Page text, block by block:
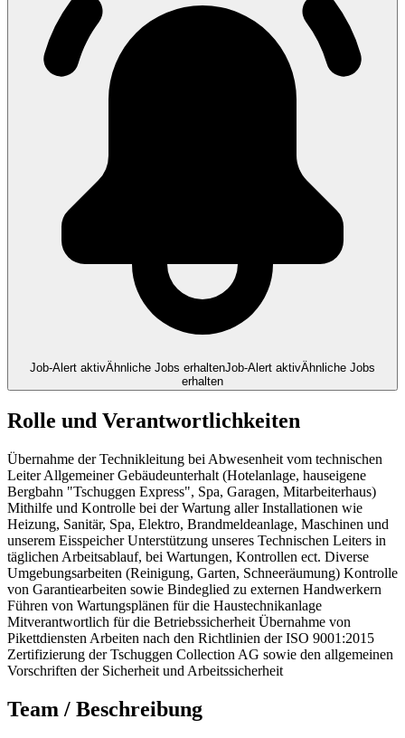
Job-Alert aktivÄhnliche Jobs erhaltenJob-Alert aktivÄhnliche Jobs
erhalten
Rolle und Verantwortlichkeiten
Übernahme der Technikleitung bei Abwesenheit vom technischen
Leiter Allgemeiner Gebäudeunterhalt (Hotelanlage, hauseigene
Bergbahn "Tschuggen Express", Spa, Garagen, Mitarbeiterhaus)
Mithilfe und Kontrolle bei der Wartung aller Installationen wie
Heizung, Sanitär, Spa, Elektro, Brandmeldeanlage, Maschinen und
unserem Eisspeicher Unterstützung unseres Technischen Leiters in
täglichen Arbeitsablauf, bei Wartungen, Kontrollen ect. Diverse
Umgebungsarbeiten (Reinigung, Garten, Schneeräumung) Kontrolle
von Garantiearbeiten sowie Bindeglied zu externen Handwerkern
Führen von Wartungsplänen für die Haustechnikanlage
Mitverantwortlich für die Betriebssicherheit Übernahme von
Pikettdiensten Arbeiten nach den Richtlinien der ISO 9001:2015
Zertifizierung der Tschuggen Collection AG sowie den allgemeinen
Vorschriften der Sicherheit und Arbeitssicherheit
Team / Beschreibung